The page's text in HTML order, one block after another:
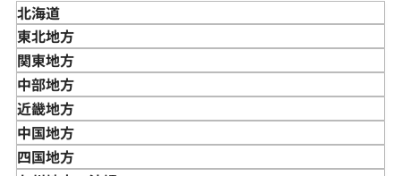
北海道
東北地方
青森県
岩手県
宮城県
秋田県
山形県
関東地方
東京都
神奈川県
埼玉県
千葉県
中部地方
新潟県
富山県
石川県
近畿地方
三重県
滋賀県
中国地方
鳥取県
四国地方